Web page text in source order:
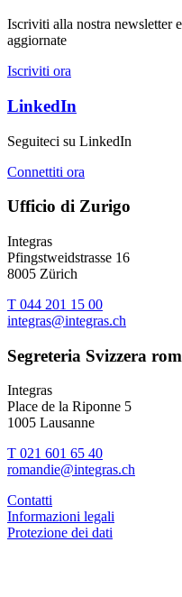
Iscriviti alla nostra newsletter
aggiornate
Iscriviti ora
LinkedIn
Seguiteci su LinkedIn
Connettiti ora
Ufficio di Zurigo
Integras
Pfingstweidstrasse 16
8005 Zürich
T 044 201 15 00
integras@integras.ch
Segreteria Svizzera
Integras
Place de la Riponne 5
1005 Lausanne
T 021 601 65 40
romandie@integras.ch
Contatti
Informazioni legali
Protezione dei dati